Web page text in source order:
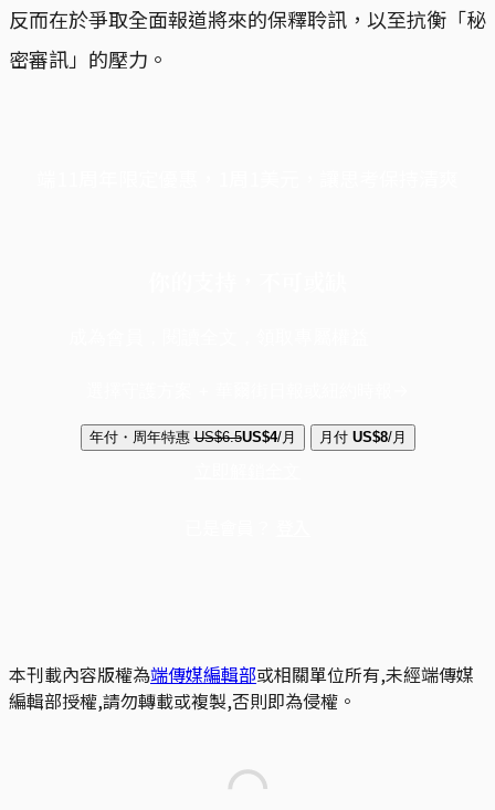
反而在於爭取全面報道將來的保釋聆訊，以至抗衡「秘
密審訊」的壓力。
年付・周年特惠 US$6.5US$4/月 月付 US$8/月
本刊載內容版權為端傳媒編輯部或相關單位所有,未經端傳媒
編輯部授權,請勿轉載或複製,否則即為侵權。